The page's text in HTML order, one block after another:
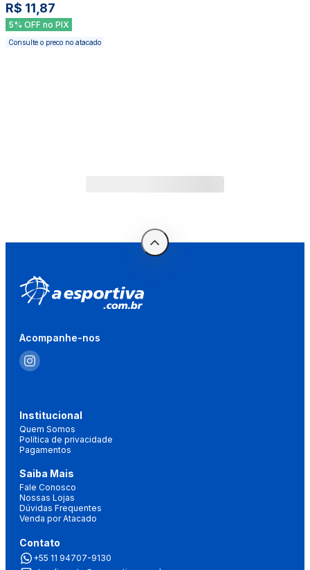
R$ 11,87
5% OFF no PIX
Consulte o preco no atacado
Acompanhe-nos
Institucional
Quem Somos
Política de privacidade
Pagamentos
Saiba Mais
Fale Conosco
Nossas Lojas
Dúvidas Frequentes
Venda por Atacado
Contato
+55 11 94707-9130